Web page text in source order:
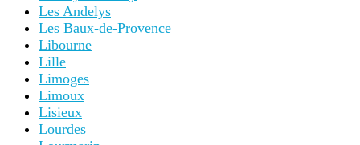
Les Andelys
Les Baux-de-Provence
Libourne
Lille
Limoges
Limoux
Lisieux
Lourdes